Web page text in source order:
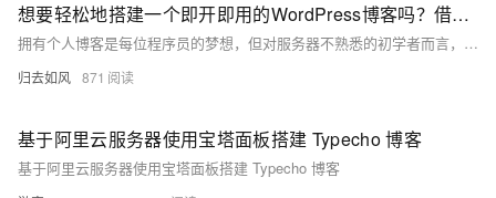
想要轻松地搭建一个即开即用的WordPress博客吗？借助宝塔面板镜像+阿里云ECS，迅速拥有自己的个人博客
拥有个人博客是每位程序员的梦想，但对服务器不熟悉的初学者而言，搭建博客颇具挑战。本文介绍利用阿里云市场的宝塔面板镜像与ECS云服务器，轻松搭建WordPress博客的方法，让您快速拥有专属博客空间。通过简单的操作步骤，即使是新手也能轻松上手，实现从零到有的博客搭建过程。
归去如风 871
基于阿里云服务器使用宝塔面板搭建 Typecho 博客
基于阿里云服务器使用宝塔面板搭建 Typecho 博客